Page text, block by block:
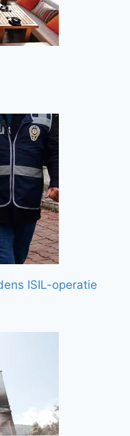
ISIL-operatie